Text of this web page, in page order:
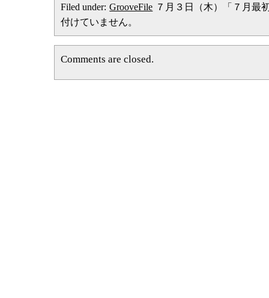
Filed under: GrooveFile ７月３日（木）「７月最
付けていません。
Comments are closed.